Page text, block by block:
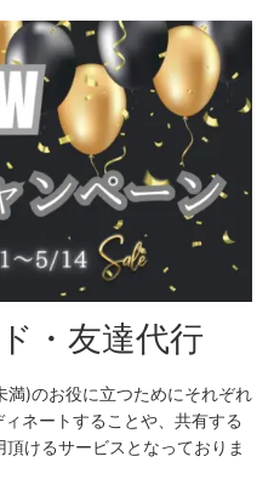
・友達代行
)のお役に立つためにそれぞれ
ネートすることや、共有する
けるサービスとなっておりま